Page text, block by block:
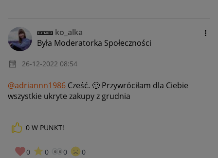
ko_alka
Była Moderatorka Społeczności
‎26-12-2022 08:54
@adriannn1986 Cześć. 🙂 Przywróciłam dla Ciebie
wszystkie ukryte zakupy z grudnia
0 W PUNKT!
0 0 0 0